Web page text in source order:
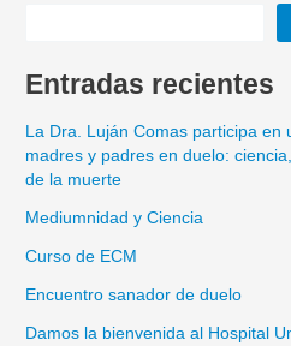
Entradas recientes
La Dra. Luján Comas participa
madres y padres en duelo:
de la muerte
Mediumnidad y Ciencia
Curso de ECM
Encuentro sanador de duelo
Damos la bienvenida al Hospital